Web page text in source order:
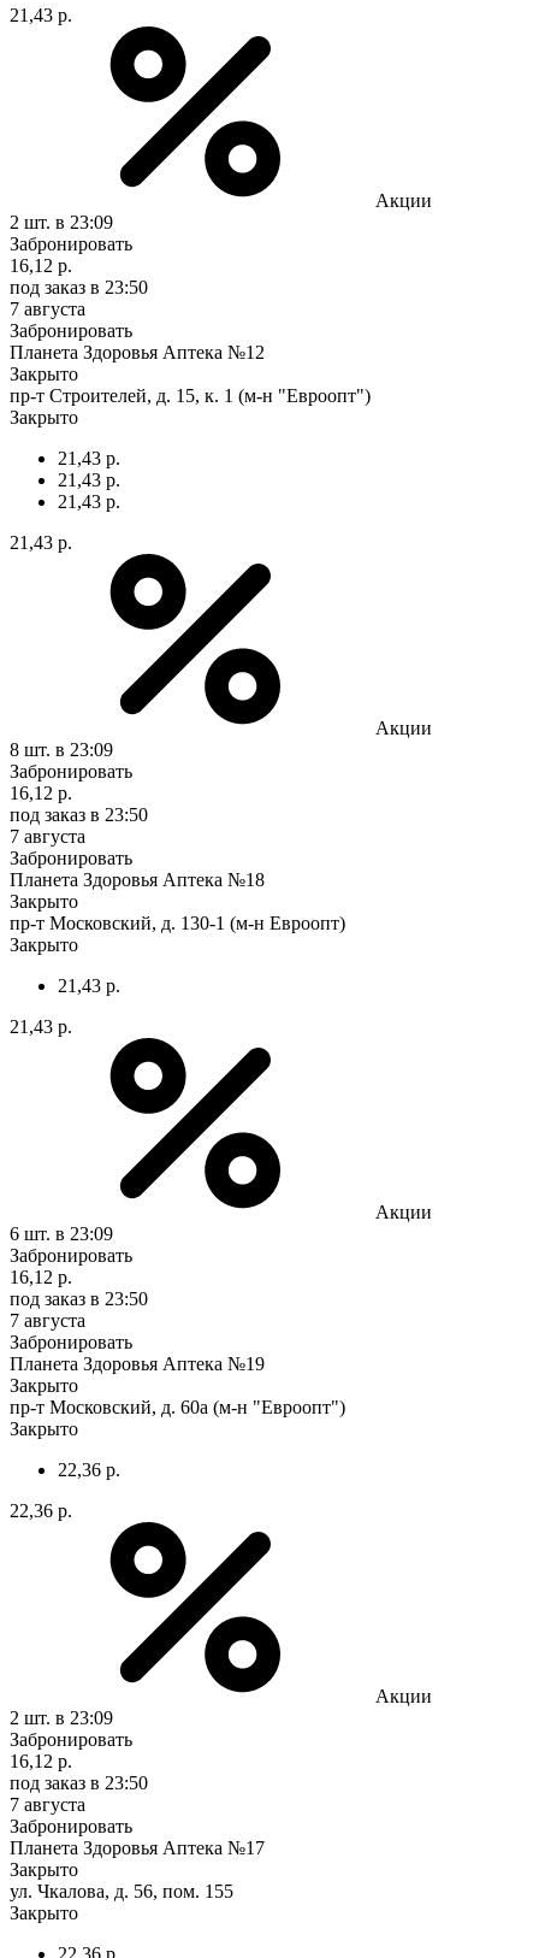
21,43 р.
Акции
2 шт. в 23:09
Забронировать
16,12 р.
под заказ в 23:50
7 августа
Забронировать
Планета Здоровья Аптека №12
Закрыто
пр-т Строителей, д. 15, к. 1 (м-н "Евроопт")
Закрыто
21,43 р.
21,43 р.
21,43 р.
21,43 р.
Акции
8 шт. в 23:09
Забронировать
16,12 р.
под заказ в 23:50
7 августа
Забронировать
Планета Здоровья Аптека №18
Закрыто
пр-т Московский, д. 130-1 (м-н Евроопт)
Закрыто
21,43 р.
21,43 р.
Акции
6 шт. в 23:09
Забронировать
16,12 р.
под заказ в 23:50
7 августа
Забронировать
Планета Здоровья Аптека №19
Закрыто
пр-т Московский, д. 60а (м-н "Евроопт")
Закрыто
22,36 р.
22,36 р.
Акции
2 шт. в 23:09
Забронировать
16,12 р.
под заказ в 23:50
7 августа
Забронировать
Планета Здоровья Аптека №17
Закрыто
ул. Чкалова, д. 56, пом. 155
Закрыто
22,36 р.